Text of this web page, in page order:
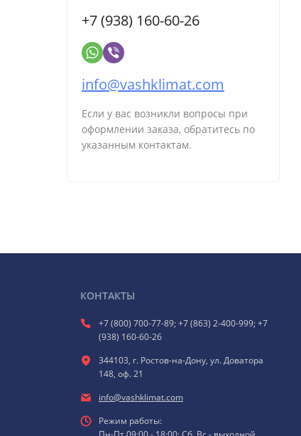
+7 (938) 160-60-26
info@vashklimat.com
Если у вас возникли вопросы при
оформлении заказа, обратитесь по
указанным контактам.
КОНТАКТЫ
+7 (800) 700-77-89; +7 (863) 2-400-999; +7
(938) 160-60-26
344103, г. Ростов-на-Дону, ул. Доватора
148, оф. 21
info@vashklimat.com
Режим работы: